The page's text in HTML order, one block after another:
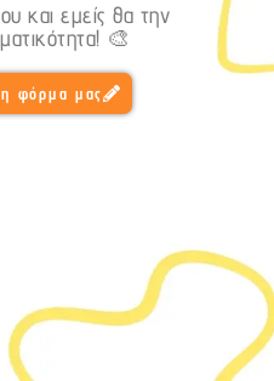
και εμείς θα την
🎨
φόρμα μας